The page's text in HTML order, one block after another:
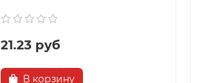
21.23 руб
В корзину